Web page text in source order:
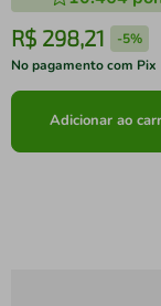
R$ 298,21 -5%
No pagamento com Pix
Adicionar ao